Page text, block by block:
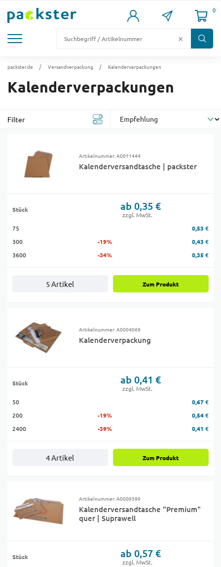
KARTONS
VERSANDKARTONS
VERSANDVERPACKUNG
FÜLL- & POLSTERMATERIAL
LAGER & PALETTIERUNG
0
packster.de Versandverpackung Kalenderverpackungen
Kalenderverpackungen
Filter
Artikelnummer: A0011444
Kalenderversandtasche | packster
Stück ab 0,35 €
zzgl. MwSt.
75
0,53 €
300
-19%
0,43 €
3600
-34% 0,35 €
5 Artikel Zum Produkt
Artikelnummer: A0004069
Kalenderverpackung
Stück ab 0,41 €
zzgl. MwSt.
50
0,67 €
200
-19%
0,54 €
2400
-39% 0,41 €
4 Artikel Zum Produkt
Artikelnummer: A0009599
Kalenderversandtasche "Premium"
quer | Suprawell
Stück ab 0,57 €
zzgl. MwSt.